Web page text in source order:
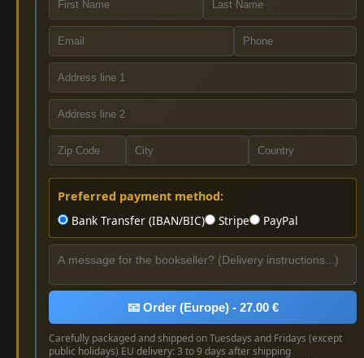
Preferred payment method:
Bank Transfer (IBAN/BIC)
Stripe PayPal
📧 Order (Europe) - 27.00 €
Carefully packaged and shipped on Tuesdays and Fridays (except
public holidays) EU delivery: 3 to 9 days after shipping